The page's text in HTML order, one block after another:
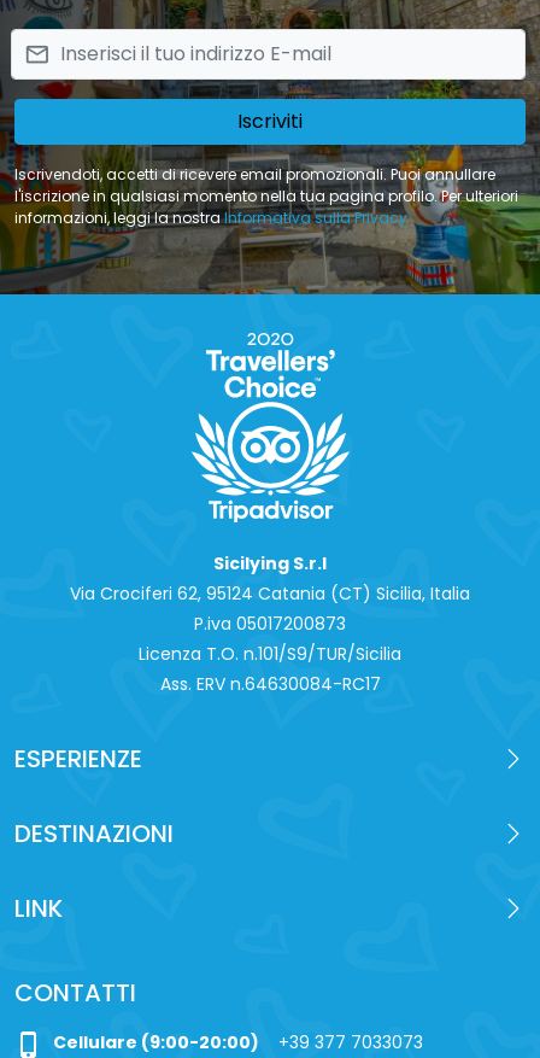
email
Iscriviti
Iscrivendoti, accetti di ricevere email promozionali. Puoi annullare
l'iscrizione in qualsiasi momento nella tua pagina profilo. Per ulteriori
informazioni, leggi la nostraInformativa sulla Privacy
Sicilying S.r.l
Via Crociferi 62, 95124 Catania (CT) Sicilia, Italia
P.iva 0‍5017200873
Licenza T.O. n.101/S9/TUR/Sicilia
Ass. ERV n.64630084-RC17
ESPERIENZE
DESTINAZIONI
LINK
CONTATTI
phone_iphone Cellulare (9:00-20:00) +39 377 7033073